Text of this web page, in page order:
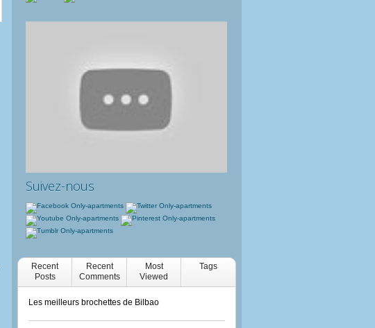
Suivez-nous
Recent
Posts
Recent
Comments
Most
Viewed
Tags
Les meilleurs brochettes de Bilbao